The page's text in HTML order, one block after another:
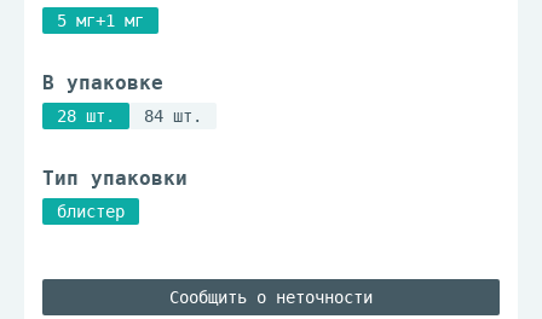
5 мг+1 мг
В упаковке
28 шт. 84 шт.
Тип упаковки
блистер
Сообщить о неточности